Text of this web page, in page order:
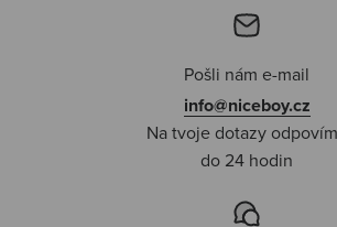
Pošli nám e-mail
info@niceboy.cz
Na tvoje dotazy
do 24 hodin